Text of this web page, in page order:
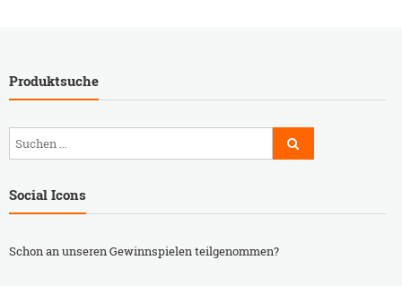
Produktsuche
Social Icons
Schon an unseren Gewinnspielen teilgenommen?